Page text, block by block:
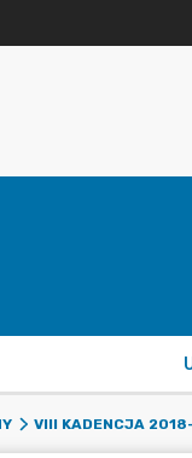
VIII KADENCJA